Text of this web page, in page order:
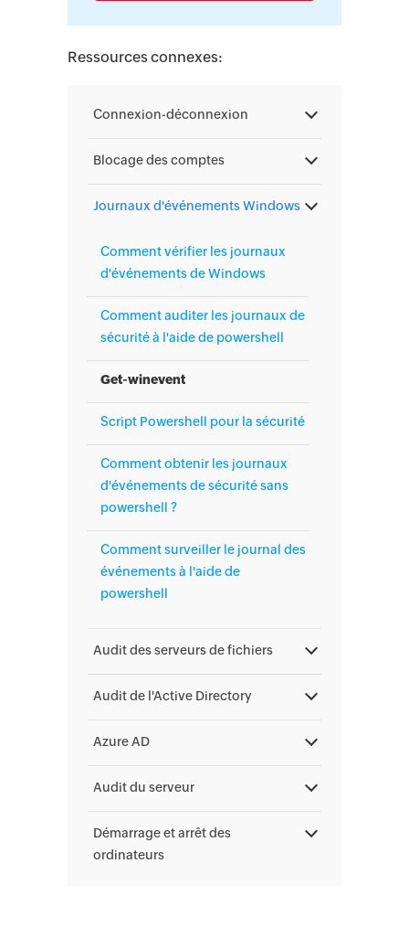
Ressources connexes:
Connexion-déconnexion
Blocage des comptes
Journaux d'événements Windows
Comment vérifier les journaux
d'événements de Windows
Comment auditer les journaux de
sécurité à l'aide de powershell
Get-winevent
Script Powershell pour la sécurité
Comment obtenir les journaux
d'événements de sécurité sans
powershell ?
Comment surveiller le journal des
événements à l'aide de
powershell
Audit des serveurs de fichiers
Audit de l'Active Directory
Azure AD
Audit du serveur
Démarrage et arrêt des
ordinateurs